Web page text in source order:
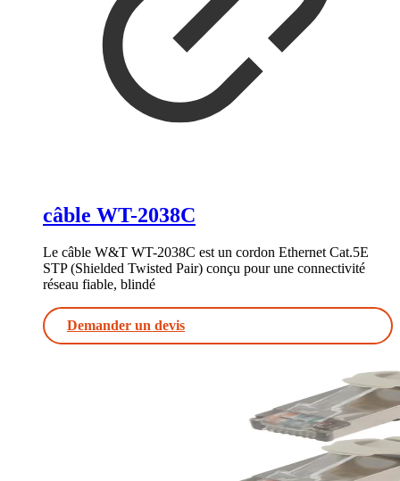
câble WT-2038C
Le câble W&T WT-2038C est un cordon Ethernet Cat.5E
STP (Shielded Twisted Pair) conçu pour une connectivité
réseau fiable, blindé
Demander un devis